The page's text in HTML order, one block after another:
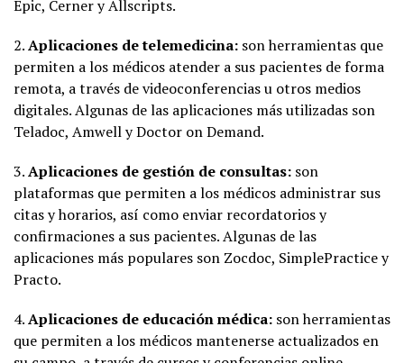
Epic, Cerner y Allscripts.
2.Aplicaciones de telemedicina: son herramientas que
permiten a los médicos atender a sus pacientes de forma
remota, a través de videoconferencias u otros medios
digitales. Algunas de las aplicaciones más utilizadas son
Teladoc, Amwell y Doctor on Demand.
3.Aplicaciones de gestión de consultas: son
plataformas que permiten a los médicos administrar sus
citas y horarios, así como enviar recordatorios y
confirmaciones a sus pacientes. Algunas de las
aplicaciones más populares son Zocdoc, SimplePractice y
Practo.
4.Aplicaciones de educación médica: son herramientas
que permiten a los médicos mantenerse actualizados en